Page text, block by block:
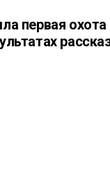
первая охота